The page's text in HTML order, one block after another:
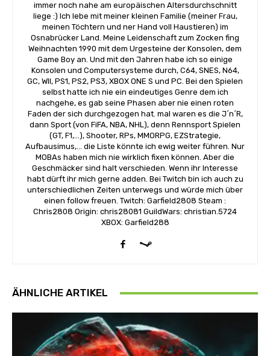
immer noch nahe am europäischen Altersdurchschnitt
liege :) Ich lebe mit meiner kleinen Familie (meiner Frau,
meinen Töchtern und ner Hand voll Haustieren) im
Osnabrücker Land. Meine Leidenschaft zum Zocken fing
Weihnachten 1990 mit dem Urgesteine der Konsolen, dem
Game Boy an. Und mit den Jahren habe ich so einige
Konsolen und Computersysteme durch, C64, SNES, N64,
GC, WII, PS1, PS2, PS3, XBOX ONE S und PC. Bei den Spielen
selbst hatte ich nie ein eindeutiges Genre dem ich
nachgehe, es gab seine Phasen aber nie einen roten
Faden der sich durchgezogen hat. mal waren es die J´n´R,
dann Sport (von FiFA, NBA, NHL), denn Rennsport Spielen
(GT, F1,...), Shooter, RPs, MMORPG, EZStrategie,
Aufbausimus,... die Liste könnte ich ewig weiter führen. Nur
MOBAs haben mich nie wirklich fixen können. Aber die
Geschmäcker sind halt verschieden. Wenn ihr Interesse
habt dürft ihr mich gerne adden. Bei Twitch bin ich auch zu
unterschiedlichen Zeiten unterwegs und würde mich über
einen follow freuen. Twitch: Garfield2808 Steam :
Chris2808 Origin: chris28081 GuildWars: christian.5724
XBOX: Garfield288
ÄHNLICHE ARTIKEL